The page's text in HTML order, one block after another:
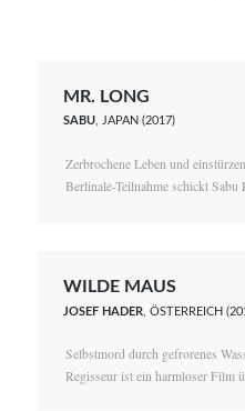
MR. LONG
SABU, JAPAN (2017)
Zerbrochene Leben und
Berlinale-Teilnahme schickt Sabu
WILDE MAUS
JOSEF HADER , ÖSTERREICH
Selbstmord durch gefrorenes
Regisseur ist ein harmloser Film